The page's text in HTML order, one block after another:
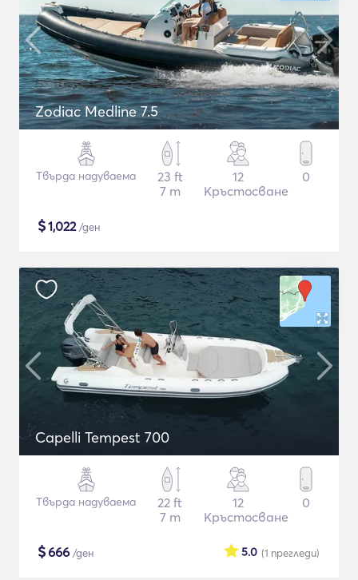
Zodiac Medline 7.5
Твърда надуваема
23 ft
7 m
12
Кръстосване
0
$1,022/ден
Capelli Tempest 700
Твърда надуваема
22 ft
7 m
12
Кръстосване
0
$666 /ден (1 прегледи)
5.0